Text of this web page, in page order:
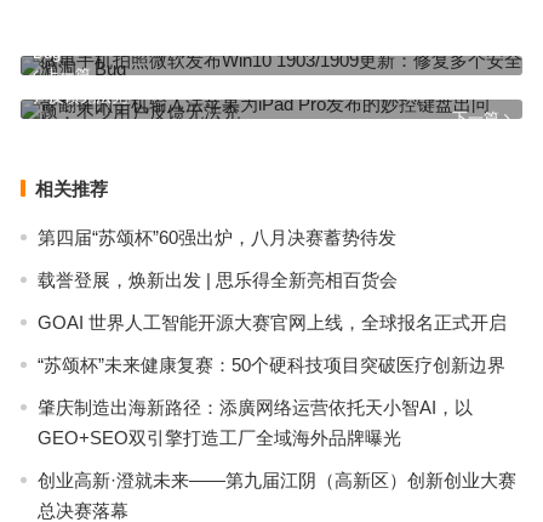
上一篇
Bug
下一篇
带翻译的手机输入法苹果为iPad Pro发布的妙控键盘出问题：不少用
户反馈无法充
相关推荐
第四届“苏颂杯”60强出炉，八月决赛蓄势待发
载誉登展，焕新出发 | 思乐得全新亮相百货会
GOAI 世界人工智能开源大赛官网上线，全球报名正式开启
“苏颂杯”未来健康复赛：50个硬科技项目突破医疗创新边界
肇庆制造出海新路径：添廣网络运营依托天小智AI，以
GEO+SEO双引擎打造工厂全域海外品牌曝光
创业高新·澄就未来——第九届江阴（高新区）创新创业大赛
总决赛落幕